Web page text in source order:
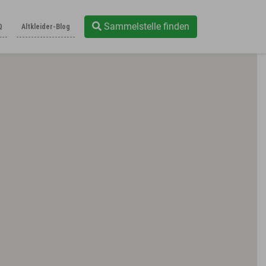
Altkleider-Blog Sammelstelle finden